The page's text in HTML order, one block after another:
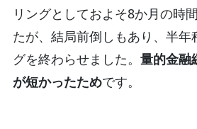
リングとしておよそ8か月の時
たが、結局前倒しもあり、半年
グを終わらせました。 量的金融
が短かったためです。